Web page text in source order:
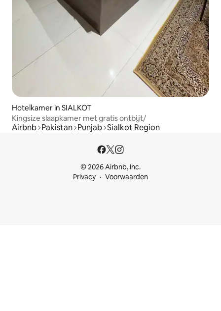
Hotelkamer in SIALKOT
Kingsize slaapkamer met gratis ontbijt/
Airbnb Pakistan Punjab Sialkot Region
© 2026 Airbnb, Inc.
Privacy
Voorwaarden